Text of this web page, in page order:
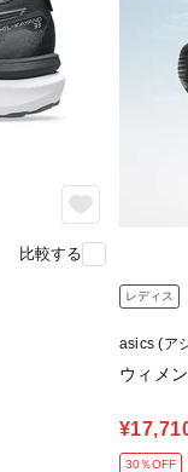
比較する
レディス
asics (ア
ウィメ
30％OFF